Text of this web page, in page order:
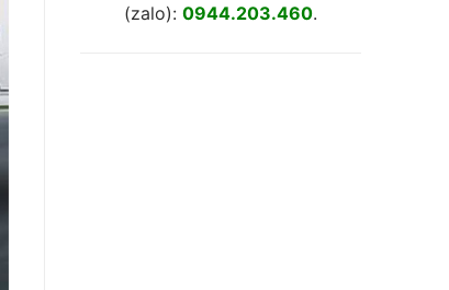
(zalo): 0944.203.460.